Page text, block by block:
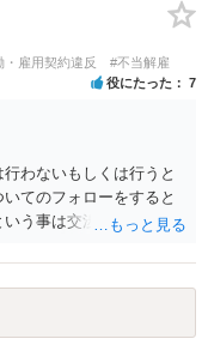
ると思います。 【ご質
必要がある際の場合と
対して】 「協調性のな
るチャンスも与えなか
。 以上、ご質問が簡略
。 ご参考になさって下
・雇用契約違反 #不当解雇
役にたった 7
わないもしくは行うと
てのフォローをすると
う事は交渉次第で可能
絡を止めることもでき
るのが苦痛であるという
条件面の交渉を行われ